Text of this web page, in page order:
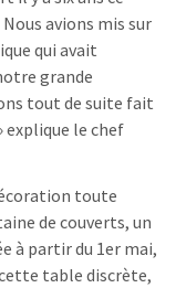
avions mis sur
qui avait
grande
tout de suite fait
explique le chef
toute
de couverts, un
à partir du 1er mai,
table discrète,